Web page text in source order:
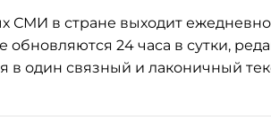
СМИ в стране выходит
обновляются 24 часа в сутки,
в один связный и лаконичный